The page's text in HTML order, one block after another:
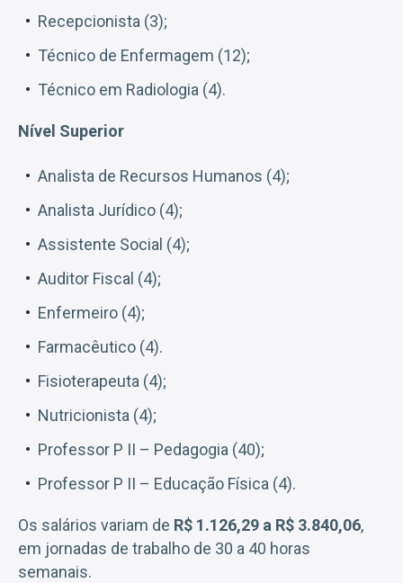
Recepcionista (3);
Técnico de Enfermagem (12);
Técnico em Radiologia (4).
Nível Superior
Analista de Recursos Humanos (4);
Analista Jurídico (4);
Assistente Social (4);
Auditor Fiscal (4);
Enfermeiro (4);
Farmacêutico (4).
Fisioterapeuta (4);
Nutricionista (4);
Professor P II – Pedagogia (40);
Professor P II – Educação Física (4).
Os salários variam de R$ 1.126,29 a R$ 3.840,06,
em jornadas de trabalho de 30 a 40 horas
semanais.